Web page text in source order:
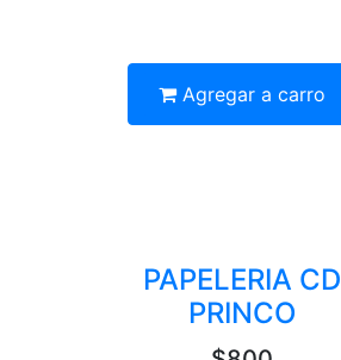
Agregar a carro
PAPELERIA CD
PRINCO